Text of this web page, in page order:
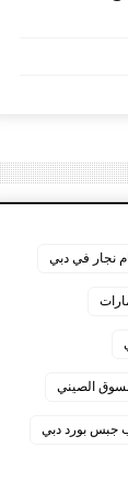
نجار في دبي
الصيني
جبس بورد دبي